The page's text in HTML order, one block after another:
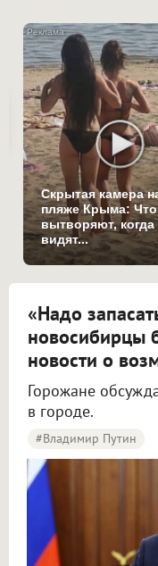
Скрытая камера
пляже Крыма:
вытворяют, когда
видят...
«Надо
новосибирцы
новости о
Горожане
в городе.
#Владимир Путин